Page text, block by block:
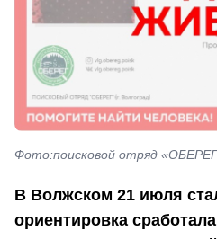
Фото:поисковой отряд
В Волжском 21 июля
ориентировка